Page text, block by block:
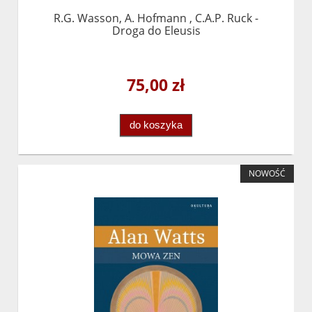
R.G. Wasson, A. Hofmann , C.A.P. Ruck -
Droga do Eleusis
75,00 zł
do koszyka
NOWOŚĆ